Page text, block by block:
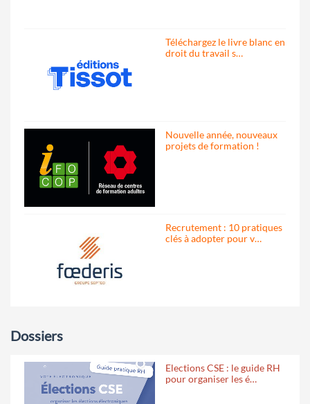
Téléchargez le livre blanc en
droit du travail s…
Nouvelle année, nouveaux
projets de formation !
Recrutement : 10 pratiques
clés à adopter pour v…
Dossiers
Elections CSE : le guide RH
pour organiser les é…